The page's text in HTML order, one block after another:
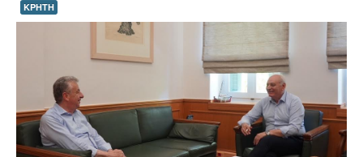
Απόψεις
Πολιτισμός
Αθλητικά
Βίντεο
ΚΡΗΤΗ